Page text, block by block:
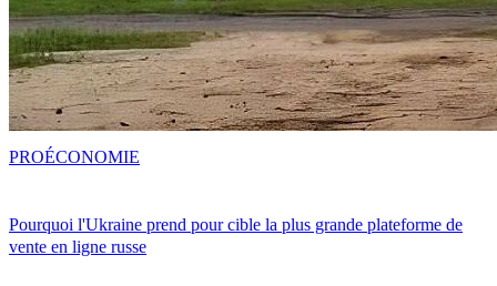
Pourquoi l'Ukraine prend pour cible la plus grande plateforme de
vente en ligne russe
PROÉCONOMIE